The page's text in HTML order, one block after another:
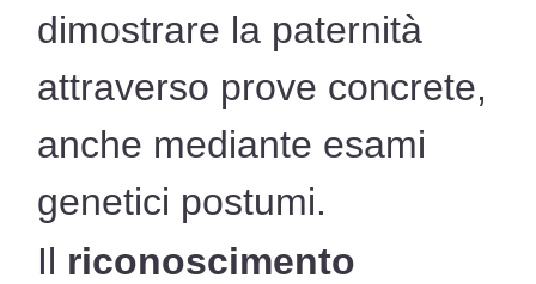
dimostrare la paternità
attraverso prove concrete,
anche mediante esami
genetici postumi.
Il riconoscimento